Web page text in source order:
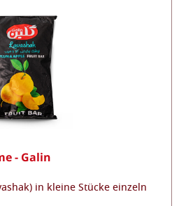
- Galin
in kleine Stücke einzeln